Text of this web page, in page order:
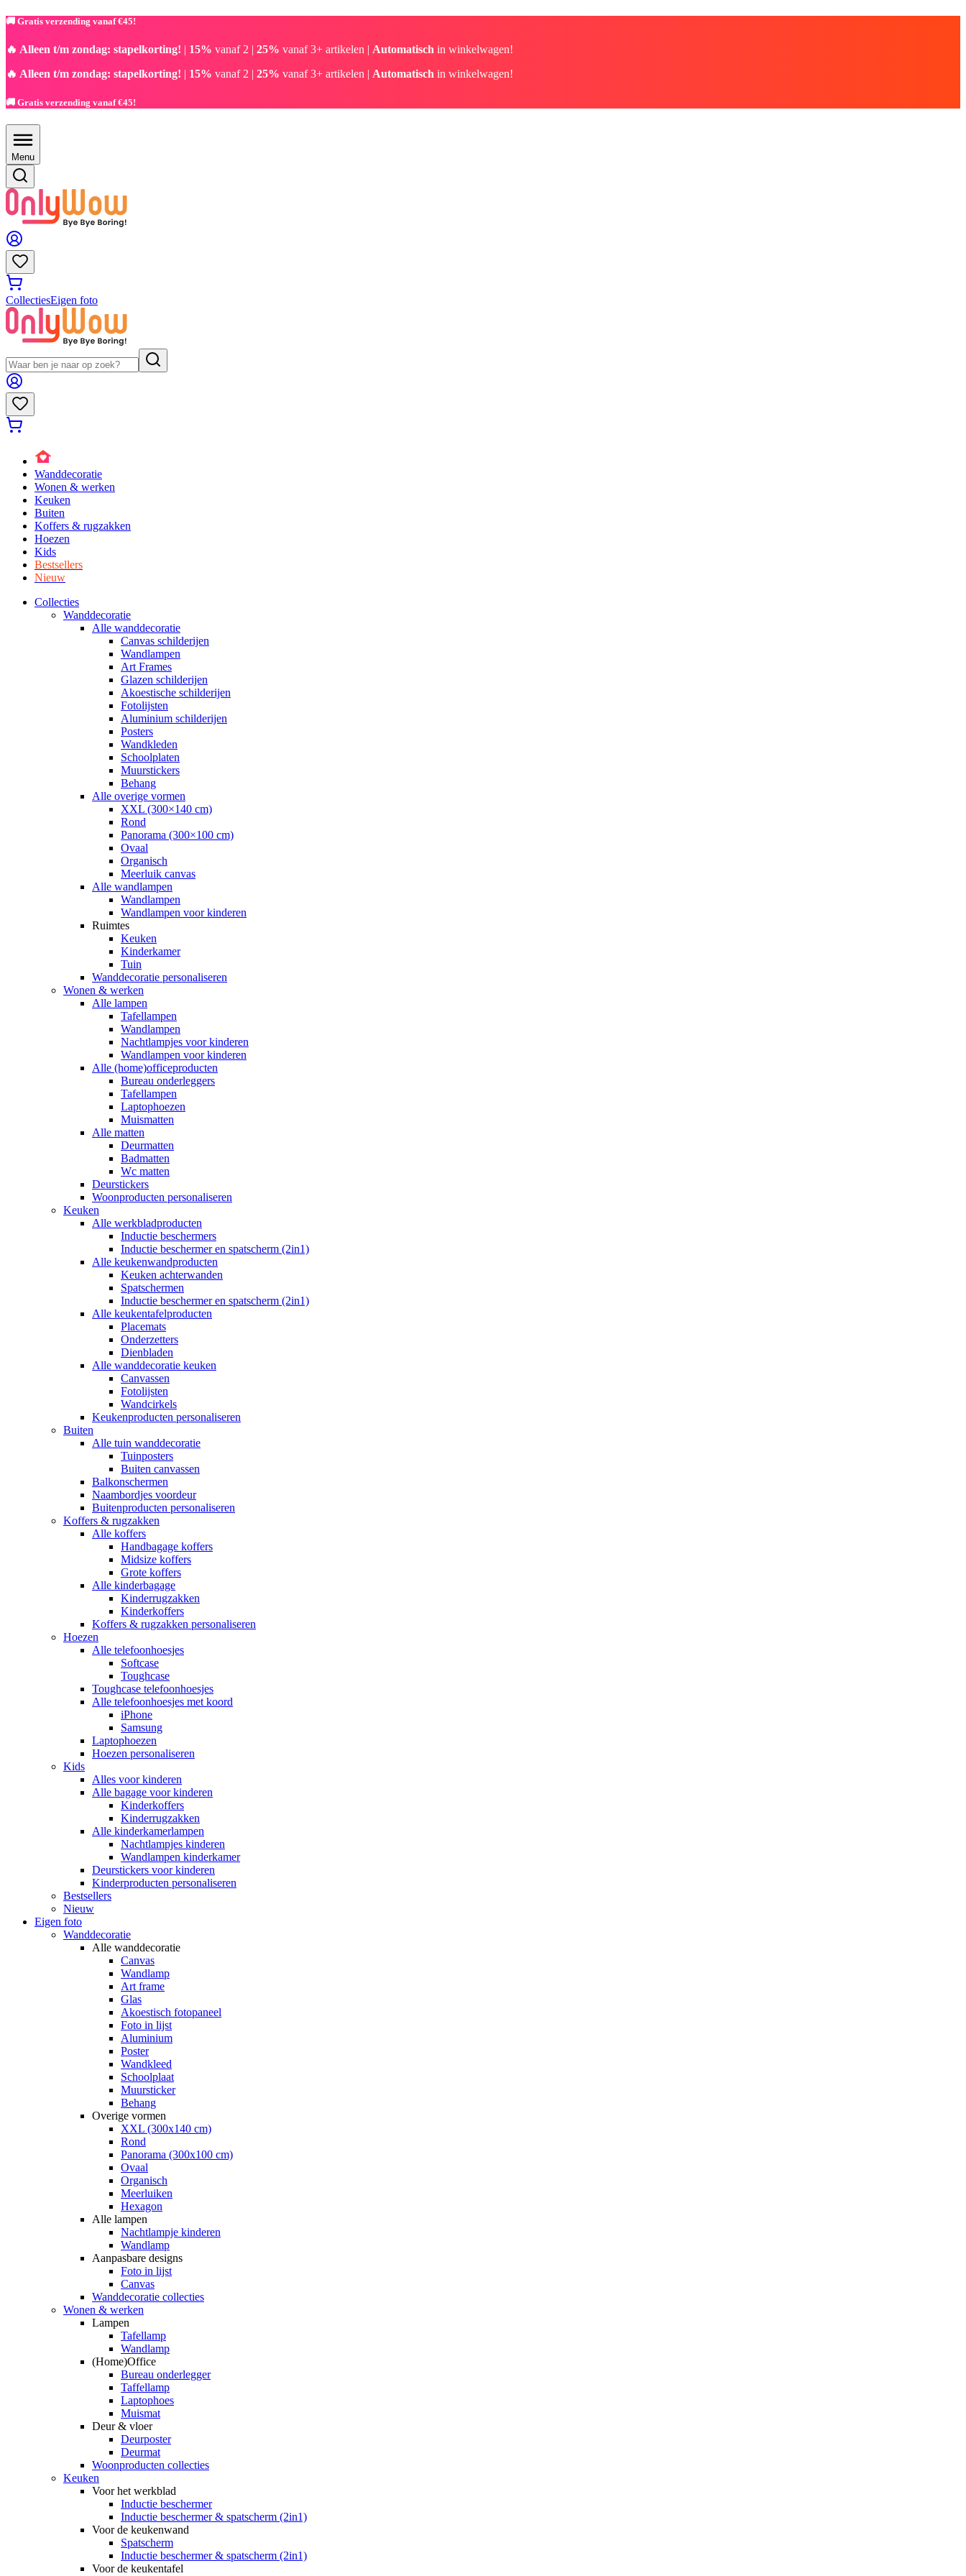
🚚 Gratis verzending vanaf €45!
🔥 Alleen t/m zondag: stapelkorting! | 15% vanaf 2 | 25% vanaf 3+ artikelen | Automatisch in winkelwagen!
🔥 Alleen t/m zondag: stapelkorting! | 15% vanaf 2 | 25% vanaf 3+ artikelen | Automatisch in winkelwagen!
🚚 Gratis verzending vanaf €45!
Menu
CollectiesEigen foto
Wanddecoratie
Wonen & werken
Keuken
Buiten
Koffers & rugzakken
Hoezen
Kids
Bestsellers
Nieuw
Collecties
Wanddecoratie
Alle wanddecoratie
Canvas schilderijen
Wandlampen
Art Frames
Glazen schilderijen
Akoestische schilderijen
Fotolijsten
Aluminium schilderijen
Posters
Wandkleden
Schoolplaten
Muurstickers
Behang
Alle overige vormen
XXL (300×140 cm)
Rond
Panorama (300×100 cm)
Ovaal
Organisch
Meerluik canvas
Alle wandlampen
Wandlampen
Wandlampen voor kinderen
Ruimtes
Keuken
Kinderkamer
Tuin
Wanddecoratie personaliseren
Wonen & werken
Alle lampen
Tafellampen
Wandlampen
Nachtlampjes voor kinderen
Wandlampen voor kinderen
Alle (home)officeproducten
Bureau onderleggers
Tafellampen
Laptophoezen
Muismatten
Alle matten
Deurmatten
Badmatten
Wc matten
Deurstickers
Woonproducten personaliseren
Keuken
Alle werkbladproducten
Inductie beschermers
Inductie beschermer en spatscherm (2in1)
Alle keukenwandproducten
Keuken achterwanden
Spatschermen
Inductie beschermer en spatscherm (2in1)
Alle keukentafelproducten
Placemats
Onderzetters
Dienbladen
Alle wanddecoratie keuken
Canvassen
Fotolijsten
Wandcirkels
Keukenproducten personaliseren
Buiten
Alle tuin wanddecoratie
Tuinposters
Buiten canvassen
Balkonschermen
Naambordjes voordeur
Buitenproducten personaliseren
Koffers & rugzakken
Alle koffers
Handbagage koffers
Midsize koffers
Grote koffers
Alle kinderbagage
Kinderrugzakken
Kinderkoffers
Koffers & rugzakken personaliseren
Hoezen
Alle telefoonhoesjes
Softcase
Toughcase
Toughcase telefoonhoesjes
Alle telefoonhoesjes met koord
iPhone
Samsung
Laptophoezen
Hoezen personaliseren
Kids
Alles voor kinderen
Alle bagage voor kinderen
Kinderkoffers
Kinderrugzakken
Alle kinderkamerlampen
Nachtlampjes kinderen
Wandlampen kinderkamer
Deurstickers voor kinderen
Kinderproducten personaliseren
Bestsellers
Nieuw
Eigen foto
Wanddecoratie
Alle wanddecoratie
Canvas
Wandlamp
Art frame
Glas
Akoestisch fotopaneel
Foto in lijst
Aluminium
Poster
Wandkleed
Schoolplaat
Muursticker
Behang
Overige vormen
XXL (300x140 cm)
Rond
Panorama (300x100 cm)
Ovaal
Organisch
Meerluiken
Hexagon
Alle lampen
Nachtlampje kinderen
Wandlamp
Aanpasbare designs
Foto in lijst
Canvas
Wanddecoratie collecties
Wonen & werken
Lampen
Tafellamp
Wandlamp
(Home)Office
Bureau onderlegger
Taffellamp
Laptophoes
Muismat
Deur & vloer
Deurposter
Deurmat
Woonproducten collecties
Keuken
Voor het werkblad
Inductie beschermer
Inductie beschermer & spatscherm (2in1)
Voor de keukenwand
Spatscherm
Inductie beschermer & spatscherm (2in1)
Voor de keukentafel